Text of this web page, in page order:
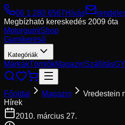
06 1 280 6567Hívás
Megbízható kereskedés 2009 óta
MotorgumiShop
Gumikereső
Kategóriák
MárkákTömlőkMagazinSzállítás
Főoldal Magazin
Vredestein
Hírek
2010. március 27.